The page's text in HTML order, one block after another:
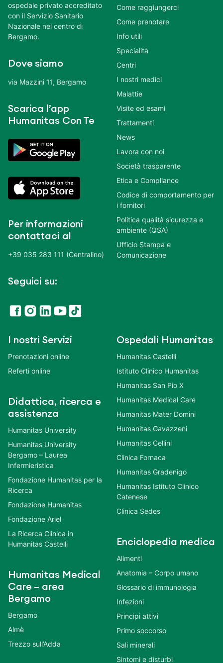
ospedale privato accreditato
con il Servizio Sanitario
Nazionale nel centro di
Bergamo.
Dove siamo
via Mazzini 11, Bergamo
Scarica l’app
Humanitas Con Te
Per informazioni
contattaci al
+39 035 283 111 (Centralino)
Seguici su:
Come raggiungerci
Come prenotare
Info utili
Specialità
Centri
I nostri medici
Malattie
Visite ed esami
Trattamenti
News
Lavora con noi
Società trasparente
Etica e Compliance
Codice di comportamento per
i fornitori
Politica qualità sicurezza e
ambiente (QSA)
Ufficio Stampa e
Comunicazione
I nostri Servizi
Prenotazioni online
Referti online
Didattica, ricerca e
assistenza
Humanitas University
Humanitas University
Bergamo – Laurea
Infermieristica
Fondazione Humanitas per la
Ricerca
Fondazione Humanitas
Fondazione Ariel
La Ricerca Clinica in
Humanitas Castelli
Humanitas Medical
Care – area
Bergamo
Bergamo
Almè
Trezzo sull’Adda
Ospedali Humanitas
Humanitas Castelli
Istituto Clinico Humanitas
Humanitas San Pio X
Humanitas Medical Care
Humanitas Mater Domini
Humanitas Gavazzeni
Humanitas Cellini
Clinica Fornaca
Humanitas Gradenigo
Humanitas Istituto Clinico
Catenese
Clinica Sedes
Enciclopedia medica
Alimenti
Anatomia – Corpo umano
Glossario di immunologia
Infezioni
Principi attivi
Primo soccorso
Sali minerali
Sintomi e disturbi